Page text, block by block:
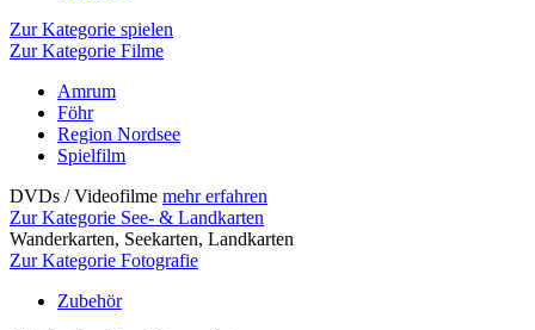
Zur Kategorie spielen
Zur Kategorie Filme
Amrum
Föhr
Region Nordsee
Spielfilm
DVDs / Videofilme mehr erfahren
Zur Kategorie See- & Landkarten
Wanderkarten, Seekarten, Landkarten
Zur Kategorie Fotografie
Zubehör